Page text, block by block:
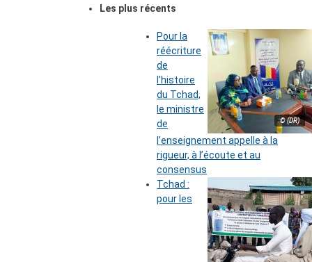
Les plus récents
© (DR)
Pour la
réécriture
de
l’histoire
du Tchad,
le ministre
de
l’enseignement appelle à la
rigueur, à l’écoute et au
consensus
Tchad :
pour les